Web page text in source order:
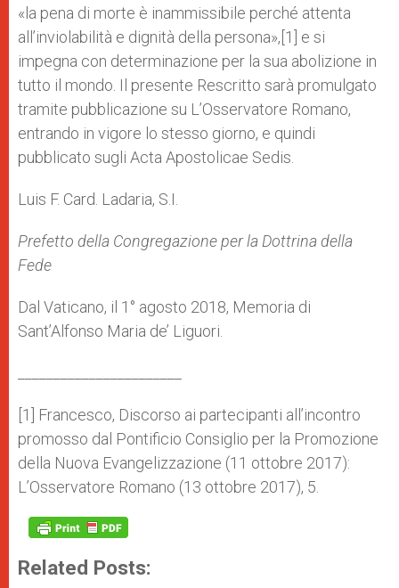
«la pena di morte è inammissibile perché attenta
all’inviolabilità e dignità della persona»,[1] e si
impegna con determinazione per la sua abolizione in
tutto il mondo. Il presente Rescritto sarà promulgato
tramite pubblicazione su L’Osservatore Romano,
entrando in vigore lo stesso giorno, e quindi
pubblicato sugli Acta Apostolicae Sedis.
Luis F. Card. Ladaria, S.I.
Prefetto della Congregazione per la Dottrina della
Fede
Dal Vaticano, il 1° agosto 2018, Memoria di
Sant’Alfonso Maria de’ Liguori.
[1] Francesco, Discorso ai partecipanti all’incontro
promosso dal Pontificio Consiglio per la Promozione
della Nuova Evangelizzazione (11 ottobre 2017):
L’Osservatore Romano (13 ottobre 2017), 5.
Related Posts: